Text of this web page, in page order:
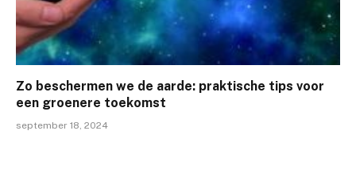
Zo beschermen we de aarde: praktische tips voor
een groenere toekomst
september 18, 2024